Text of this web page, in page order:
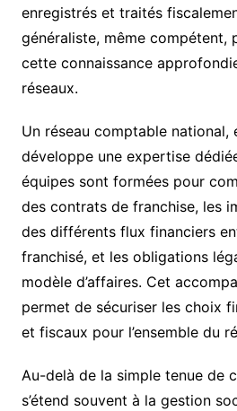
enregistrés et traités
généraliste, même compétent,
cette connaissance
réseaux.
Un réseau comptable national,
développe une expertise
équipes sont formées pour
des contrats de franchise, les
des différents flux financiers
franchisé, et les obligations
modèle d’affaires. Cet
permet de sécuriser les choix
et fiscaux pour l’ensemble du
Au-delà de la simple tenue de
s’étend souvent à la gestion